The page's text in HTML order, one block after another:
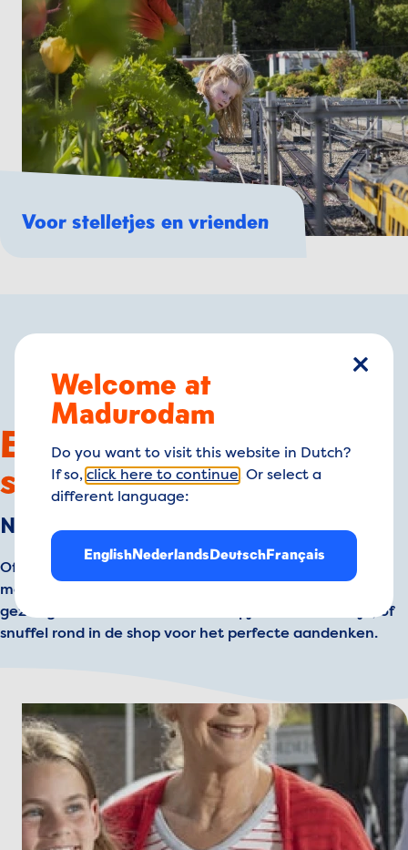
Voor stelletjes en vrienden
Eten, drinken en
souvenirs
Na al dat avontuur krijg je vast trek!
Of misschien wil je wel een superleuk souvenir
meenemen voor thuis. Kom langs in één van onze
gezellige restaurants voor een hapje en een drankje, of
snuffel rond in de shop voor het perfecte aandenken.
sluiten
Welcome at
Madurodam
Do you want to visit this website in Dutch?
If so, click here to continue . Or select a
different language:
EnglishNederlandsDeutschFrançais